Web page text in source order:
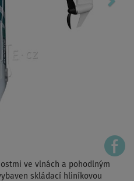
ve vlnách a pohodlným
skládací hliníkovou